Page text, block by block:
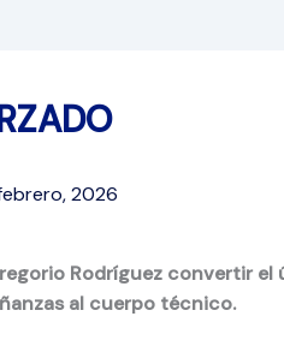
2026
Rodríguez convertir
al cuerpo técnico.